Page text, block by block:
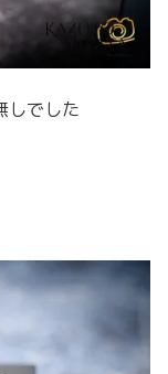
しでした